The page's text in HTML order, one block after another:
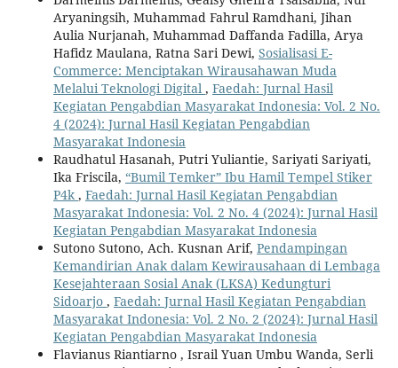
Aryaningsih, Muhammad Fahrul Ramdhani, Jihan
Aulia Nurjanah, Muhammad Daffanda Fadilla, Arya
Hafidz Maulana, Ratna Sari Dewi, Sosialisasi E-
Commerce: Menciptakan Wirausahawan Muda
Melalui Teknologi Digital , Faedah: Jurnal Hasil
Kegiatan Pengabdian Masyarakat Indonesia: Vol. 2 No.
4 (2024): Jurnal Hasil Kegiatan Pengabdian
Masyarakat Indonesia
Raudhatul Hasanah, Putri Yuliantie, Sariyati Sariyati,
Ika Friscila, “Bumil Temker” Ibu Hamil Tempel Stiker
P4k , Faedah: Jurnal Hasil Kegiatan Pengabdian
Masyarakat Indonesia: Vol. 2 No. 4 (2024): Jurnal Hasil
Kegiatan Pengabdian Masyarakat Indonesia
Sutono Sutono, Ach. Kusnan Arif, Pendampingan
Kemandirian Anak dalam Kewirausahaan di Lembaga
Kesejahteraan Sosial Anak (LKSA) Kedungturi
Sidoarjo , Faedah: Jurnal Hasil Kegiatan Pengabdian
Masyarakat Indonesia: Vol. 2 No. 2 (2024): Jurnal Hasil
Kegiatan Pengabdian Masyarakat Indonesia
Flavianus Riantiarno , Israil Yuan Umbu Wanda, Serli